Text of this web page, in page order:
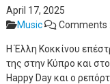
April 17, 2025
Music
Comments :
Η Έλλη Κοκκίνου
της στην Κύπρο και
Happy Day και ο